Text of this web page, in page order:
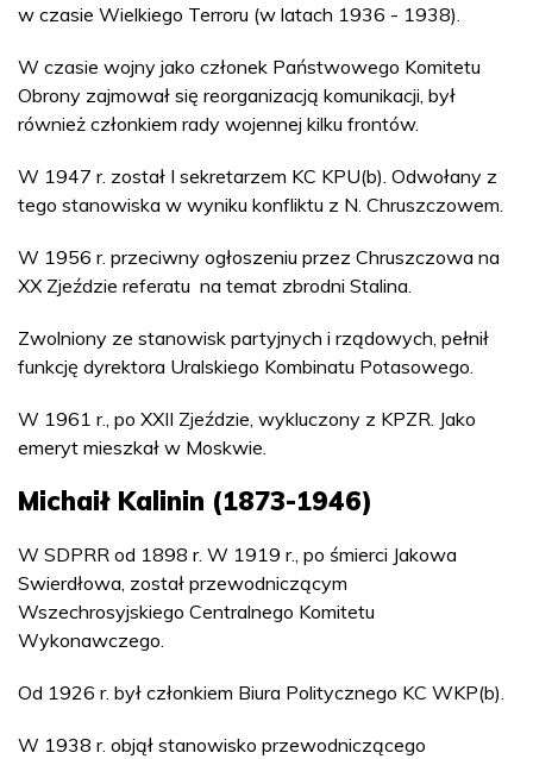
w czasie Wielkiego Terroru (w latach 1936 - 1938).
W czasie wojny jako członek Państwowego Komitetu
Obrony zajmował się reorganizacją komunikacji, był
również członkiem rady wojennej kilku frontów.
W 1947 r. został I sekretarzem KC KPU(b). Odwołany z
tego stanowiska w wyniku konfliktu z N. Chruszczowem.
W 1956 r. przeciwny ogłoszeniu przez Chruszczowa na
XX Zjeździe referatu na temat zbrodni Stalina.
Zwolniony ze stanowisk partyjnych i rządowych, pełnił
funkcję dyrektora Uralskiego Kombinatu Potasowego.
W 1961 r., po XXII Zjeździe, wykluczony z KPZR. Jako
emeryt mieszkał w Moskwie.
Michaił Kalinin (1873-1946)
W SDPRR od 1898 r. W 1919 r., po śmierci Jakowa
Swierdłowa, został przewodniczącym
Wszechrosyjskiego Centralnego Komitetu
Wykonawczego.
Od 1926 r. był członkiem Biura Politycznego KC WKP(b).
W 1938 r. objął stanowisko przewodniczącego